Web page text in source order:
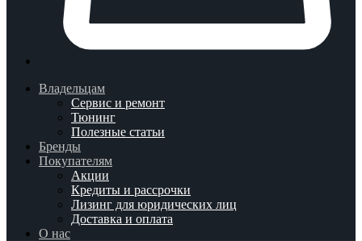
Владельцам
Сервис и ремонт
Тюнинг
Полезные статьи
Бренды
Покупателям
Акции
Кредиты и рассрочки
Лизинг для юридических лиц
Доставка и оплата
О нас